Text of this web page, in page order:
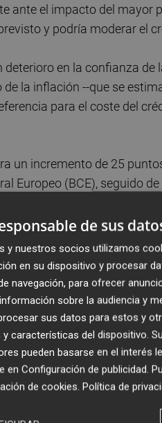
ante el impacto del mayor
y podría moderar el
deterioro en la confianza
la inflación --que se
para el coste del
un incremento de 25
Europeo (BCE), seguido
e inflación
que el impacto de los
canales de transmisión
tras el conflicto en
y elevar la inflación 1,3 y
de sus
y nuestros socios utilizamos
en su dispositivo y procesar
navegación, para ofrecer
sobre la audiencia y
sus datos para estos y
características del dispositivo.
pueden basarse en el interés
en Configuración de publicidad.
de cookies. Política de